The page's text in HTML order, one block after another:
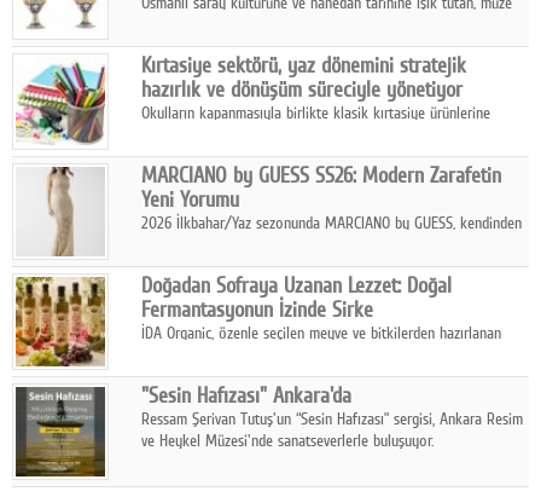
Ağustos'ta Arthill Müzecilik'in düzenleyeceği özel müzayedede
koleksiyonerlerle buluşuyor
Kırtasiye sektörü, yaz dönemini stratejik
hazırlık ve dönüşüm süreciyle yönetiyor
Okulların kapanmasıyla birlikte klasik kırtasiye ürünlerine
sanat ve eğitici aktivite ürünleriyle dinamik bir biçimde
geçiriyor.
MARCIANO by GUESS SS26: Modern Zarafetin
Yeni Yorumu
2026 İlkbahar/Yaz sezonunda MARCIANO by GUESS, kendinden
Doğadan Sofraya Uzanan Lezzet: Doğal
Fermantasyonun İzinde Sirke
İDA Organic, özenle seçilen meyve ve bitkilerden hazırlanan
sofralarına taşıyor.
"Sesin Hafızası" Ankara'da
Ressam Şerivan Tutuş'un “Sesin Hafızası” sergisi, Ankara Resim
ve Heykel Müzesi'nde sanatseverlerle buluşuyor.